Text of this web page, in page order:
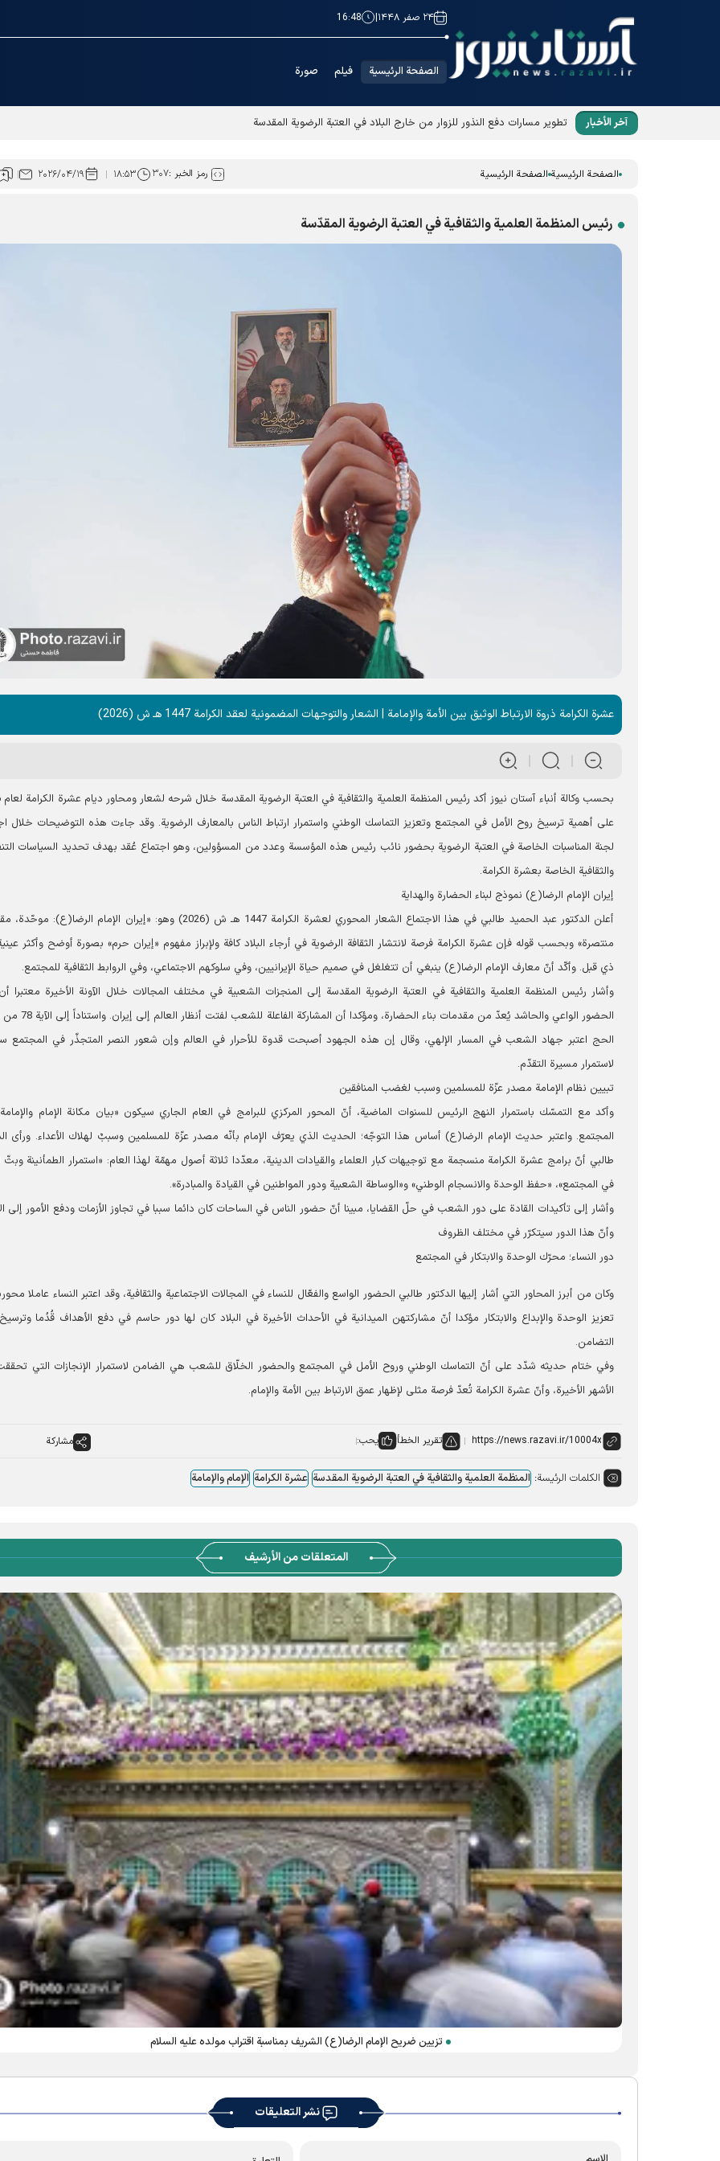
۲۴ صفر ۱۴۴۸ |
16:48
الصفحة الرئيسية فیلم صورة
آخر الأخبار تطوير مسارات دفع النذور للزوار من خارج البلاد في العتبة الرضوية المقدسة
الصفحة الرئيسية الصفحة الرئيسية رمز الخبر :۳۰۷ ۱۸:۵۳ ۲۰۲۶/۰۴/۱۹
رئيس المنظمة العلمية والثقافية في العتبة الرضوية المقدّسة
عشرة الكرامة ذروة الارتباط الوثیق بين الأمة والإمامة | الشعار والتوجهات المضمونية لعقد الكرامة 1447 هـ ش (2026)
بحسب
على أهمية ترسيخ روح الأمل في المجتمع وتعزيز التماسك الوطني واستمرار ارتباط الناس بالمعارف الرضوية. وقد جاءت هذه التوضيحات خلال
لجنة المناسبات الخاصة في العتبة الرضوية بحضور نائب رئیس هذه المؤسسة وعدد من المسؤولين، وهو اجتماع عُقد بهدف تحديد السياسات
والثقافية الخاصة بعشرة الكرامة.
إيران الإمام الرضا(ع) نموذج لبناء الحضارة والهداية
أعلن الدكتور عبد الحميد طالبي في هذا الاجتماع الشعار المحوري لعشرة الكرامة 1447 هـ ش (2026) وهو: «إيران الإمام
منتصرة» وبحسب قوله فإن عشرة الكرامة فرصة لانتشار الثقافة الرضوية في أرجاء البلاد كافة ولإبراز مفهوم «إيران حرم» بصورة أوضح وأكثر
ذي قبل. وأكّد أنّ معارف الإمام الرضا(ع) ينبغي أن تتغلغل في صميم حياة الإيرانيين، وفي سلوكهم الاجتماعي، وفي الروابط الثقافية للمجتمع.
وأشار رئيس المنظمة العلمية والثقافية في العتبة الرضوية المقدسة إلى المنجزات الشعبية في مختلف المجالات خلال الآونة الأخيرة معتبرا
الحضور الواعي والحاشد يُعدّ من مقدمات بناء الحضارة، ومؤكدا أن
الحج اعتبر جهاد الشعب في المسار الإلهي، وقال إن هذه الجهود أصبحت قدوة للأحرار في العالم وإن شعور النصر المتجذّر في المجتمع
لاستمرار مسيرة التقدّم.
تبيين نظام الإمامة مصدر عزّة للمسلمين وسبب لغضب المنافقين
وأكد مع التمسّك باستمرار النهج الرئيس للسنوات الماضية، أنّ المحور المركزي للبرامج في العام الجاري سيكون «بيان مكانة الإمام
المجتمع. واعتبر حديث الإمام الرضا(ع) أساس هذا التوجّه؛ الحديث الذي يعرّف الإمام بأنّه مصدر عزّة للمسلمين وسببٌ لهلاك الأعداء. ورأى
طالبي أنّ برامج عشرة الكرامة منسجمة مع توجيهات كبار العلماء والقيادات الدينية، معدّدا ثلاثة أصول مهمّة لهذا العام: «استمرار الطمأنينة وبثّ
في المجتمع»، «حفظ الوحدة والانسجام الوطني» و«الوساطة الشعبية ودور المواطنين في القيادة والمبادرة».
وأشار إلى تأكيدات القادة على دور الشعب في حلّ القضايا، مبينا أنّ حضور الناس في الساحات كان دائما سببا في تجاوز الأزمات ودفع الأمور إلى
وأنّ هذا الدور سيتكرّر في مختلف الظروف
دور النساء؛ محرّك الوحدة والابتكار في المجتمع
وكان من أبرز المحاور التي أشار إليها الدكتور طالبي الحضور الواسع والفعّال للنساء في المجالات الاجتماعية والثقافية، وقد اعتبر النساء عاملا
تعزيز الوحدة والإبداع والابتكار مؤكدا أنّ مشاركتهن الميدانية في الأحداث الأخيرة في البلاد كان لها دور حاسم في دفع الأهداف قُدُما
التضامن.
وفي ختام حديثه شدّد على أنّ التماسك الوطني وروح الأمل في المجتمع والحضور الخلّاق للشعب هي الضامن لاستمرار الإنجازات التي
الأشهر الأخيرة، وأنّ عشرة الكرامة تُعدّ فرصة مثلى لإظهار عمق الارتباط بين الأمة والإمام.
تقرير الخطأ يحب: مشاركة
الكلمات الرئيسة: المنظمة العلمية والثقافية في العتبة الرضوية المقدسة عشرة الکرامة الإمام والإمامة
المتعلقات من الأرشيف
تزيين ضريح الإمام الرضا(ع) الشریف بمناسبة اقتراب مولده علیه السلام
نشر التعليقات